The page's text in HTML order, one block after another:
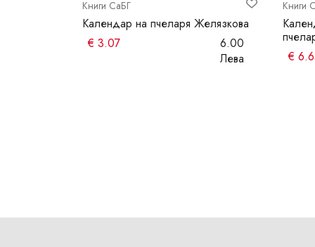
Книги СаБГ
Календар на пчеларя Желязкова
€ 3.07
6.00
Лева
Книги
€